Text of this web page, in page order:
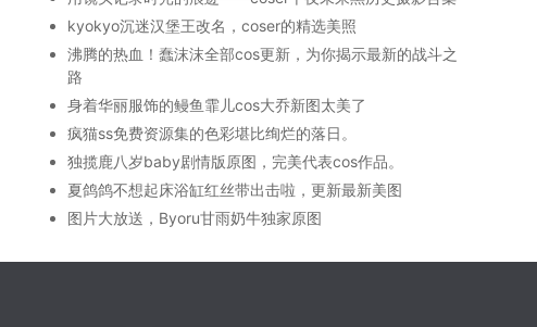
kyokyo沉迷汉堡王改名，coser的精选美照
沸腾的热血！蠢沫沫全部cos更新，为你揭示最新的战斗之
路
身着华丽服饰的鳗鱼霏儿cos大乔新图太美了
疯猫ss免费资源集的色彩堪比绚烂的落日。
独揽鹿八岁baby剧情版原图，完美代表cos作品。
夏鸽鸽不想起床浴缸红丝带出击啦，更新最新美图
图片大放送，Byoru甘雨奶牛独家原图